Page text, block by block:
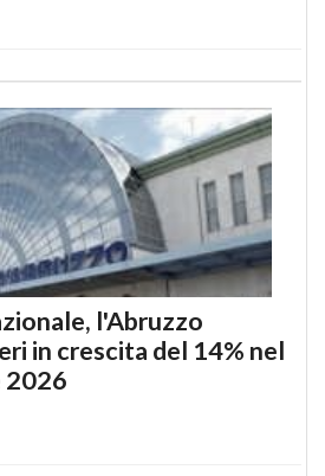
l'Abruzzo
in crescita del 14% nel
2026